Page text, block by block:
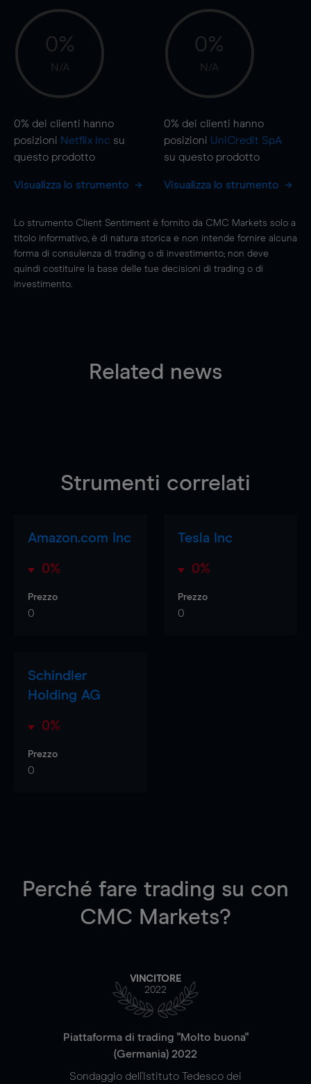
0%
N/A
0% dei clienti hanno
posizioni Netflix Inc su
questo prodotto
Visualizza lo strumento
0%
N/A
0% dei clienti hanno
posizioni UniCredit SpA
su questo prodotto
Visualizza lo strumento
Lo strumento Client Sentiment è fornito da CMC Markets solo a
titolo informativo, è di natura storica e non intende fornire alcuna
forma di consulenza di trading o di investimento; non deve
quindi costituire la base delle tue decisioni di trading o di
investimento.
Related news
Strumenti correlati
Amazon.com Inc
0%
Prezzo
0
Tesla Inc
0%
Prezzo
0
Schindler
Holding AG
0%
Prezzo
0
Perché fare trading su con
CMC Markets?
VINCITORE
2022
Piattaforma di trading "Molto buona"
(Germania) 2022
Sondaggio dell'Istituto Tedesco dei